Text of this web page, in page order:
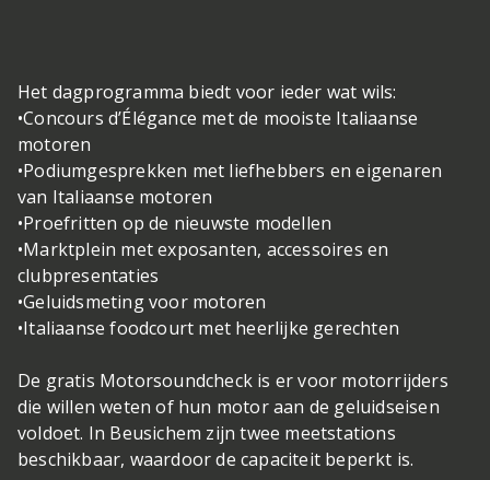
Het dagprogramma biedt voor ieder wat wils:
•Concours d’Élégance met de mooiste Italiaanse
motoren
•Podiumgesprekken met liefhebbers en eigenaren
van Italiaanse motoren
•Proefritten op de nieuwste modellen
•Marktplein met exposanten, accessoires en
clubpresentaties
•Geluidsmeting voor motoren
•Italiaanse foodcourt met heerlijke gerechten
De gratis Motorsoundcheck is er voor motorrijders
die willen weten of hun motor aan de geluidseisen
voldoet. In Beusichem zijn twee meetstations
beschikbaar, waardoor de capaciteit beperkt is.